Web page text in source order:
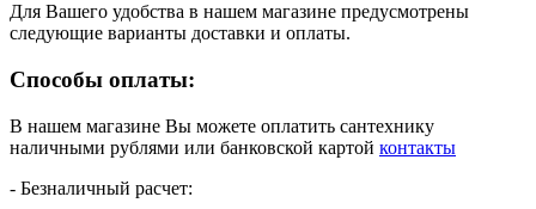
Для Вашего удобства в нашем магазине предусмотрены
следующие варианты доставки и оплаты.
Способы оплаты:
В нашем магазине Вы можете оплатить сантехнику
наличными рублями или банковской картой контакты
- Безналичный расчет: